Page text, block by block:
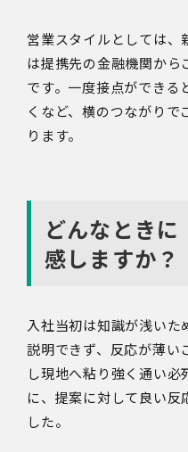
営業スタイルとしては、
は提携先の金融機関から
です。一度接点ができる
くなど、横のつながりで
ります。
どんなとき
感しますか？
入社当初は知識が浅いた
説明できず、反応が薄い
し現地へ粘り強く通い必
に、提案に対して良い反
した。